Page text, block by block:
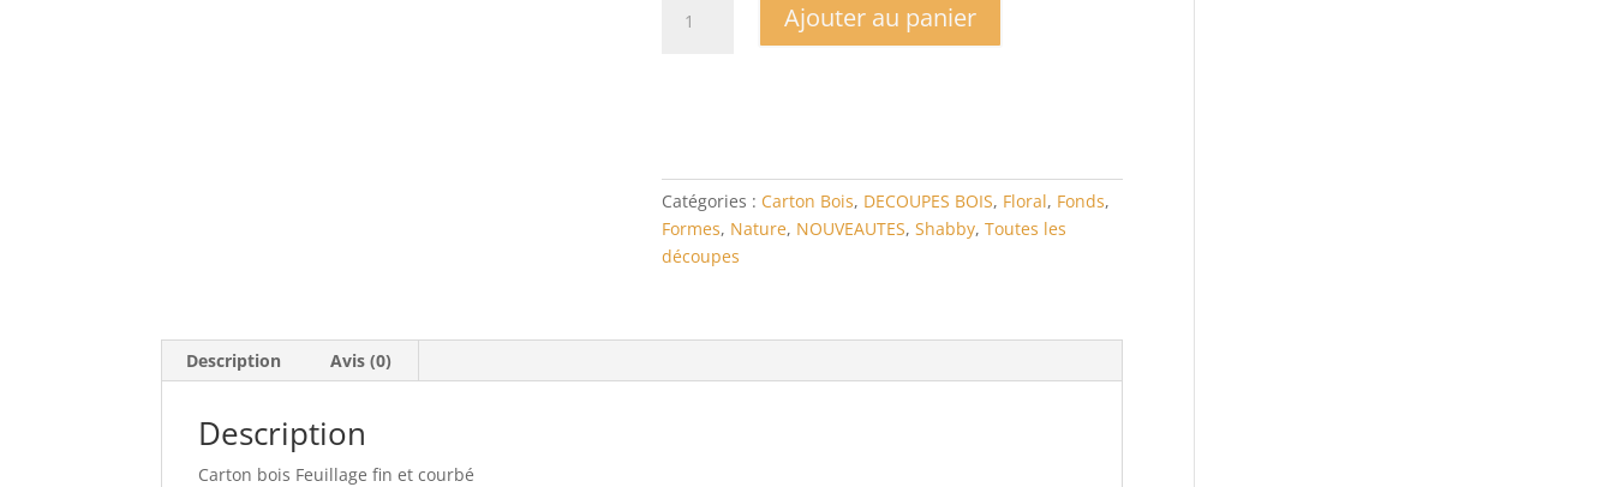
courbé
Ajouter au panier
Catégories : Carton Bois, DECOUPES BOIS, Floral, Fonds,
Formes, Nature, NOUVEAUTES, Shabby, Toutes les
découpes
Description Avis (0)
Description
Carton bois Feuillage fin et courbé